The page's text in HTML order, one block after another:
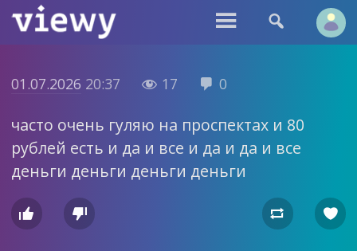
 
01.07.2026 20:37  17  0
часто очень гуляю на проспектах и 80
рублей есть и да и все и да и да и все
деньги деньги деньги деньги
   